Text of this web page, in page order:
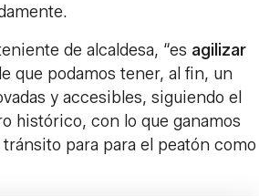
de alcaldesa, “es agilizar
que podamos tener, al fin, un
y accesibles, siguiendo el
histórico, con lo que ganamos
para para el peatón como